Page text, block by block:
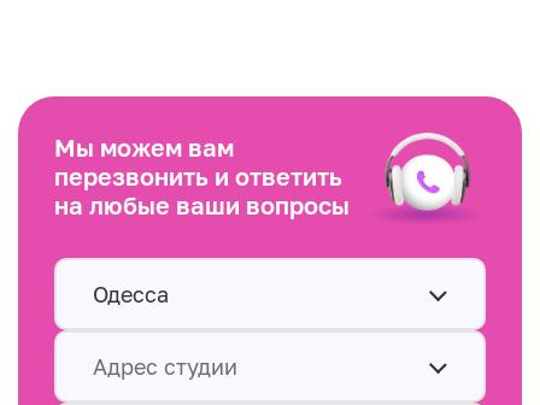
Мы можем вам
перезвонить и ответить
на любые ваши вопросы
Одесса
Адрес студии